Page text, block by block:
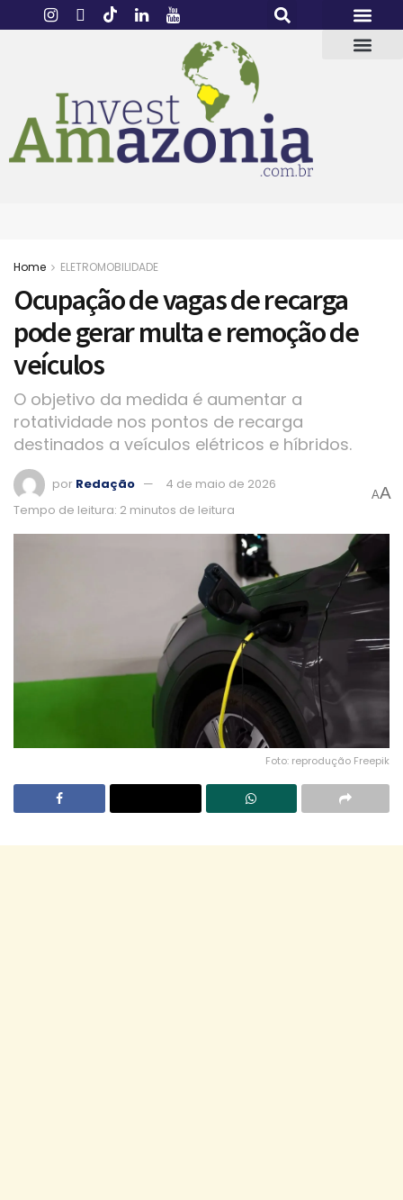
Home ELETROMOBILIDADE
Ocupação de vagas de recarga
pode gerar multa e remoção de
veículos
O objetivo da medida é aumentar a
rotatividade nos pontos de recarga
destinados a veículos elétricos e híbridos.
por Redação
4 de maio de 2026
Tempo de leitura: 2 minutos de leitura
AA
Foto: reprodução Freepik